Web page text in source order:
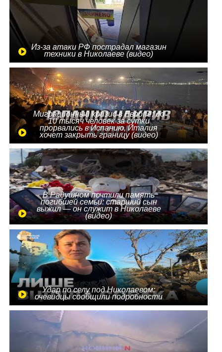
Из-за атаки РФ пострадал магазин
техники в Николаеве (видео)
Миграционный кризис в Европе: до
10 тысяч человек за сутки
прорвались в Испанию, Италия
хочет закрыть границу (видео)
В Радушном почтили память
погибшей семьи: старший сын
выжил — он служит в Николаеве
(видео)
Удар по селу под Николаевом:
очевидцы сообщили подробности